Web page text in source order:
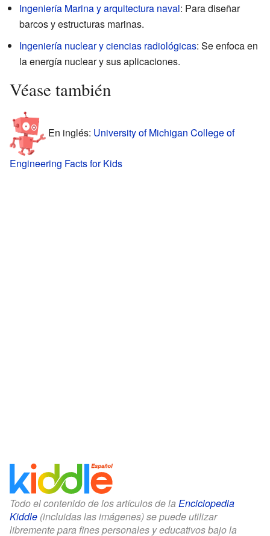
Ingeniería Marina y arquitectura naval: Para diseñar
barcos y estructuras marinas.
Ingeniería nuclear y ciencias radiológicas: Se enfoca en
la energía nuclear y sus aplicaciones.
Véase también
En inglés: University of Michigan College of
Engineering Facts for Kids
Todo el contenido de los artículos de la Enciclopedia
Kiddle (incluidas las imágenes) se puede utilizar
libremente para fines personales y educativos bajo la